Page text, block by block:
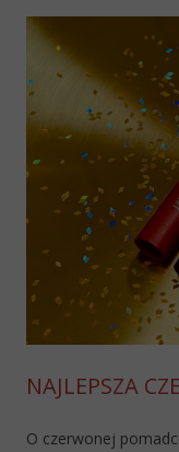
NAJLEPSZA
O czerwonej